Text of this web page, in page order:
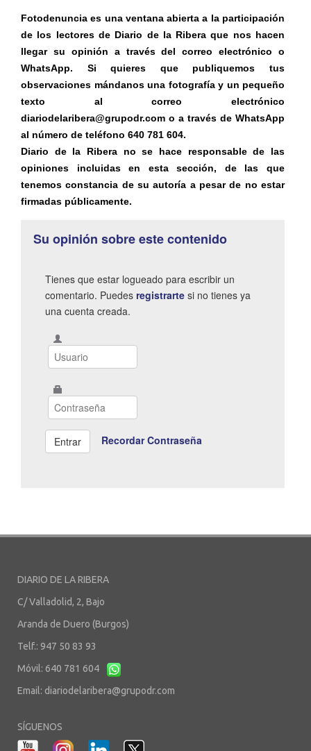
Fotodenuncia es una ventana abierta a la participación
de los lectores de Diario de la Ribera que nos hacen
llegar su opinión a través del correo electrónico o
WhatsApp. Si quieres que publiquemos tus
observaciones mándanos una fotografía y un pequeño
texto al correo electrónico
diariodelaribera@grupodr.com o a través de WhatsApp
al número de teléfono 640 781 604.
Diario de la Ribera no se hace responsable de las
opiniones incluidas en esta sección, de las que
tenemos constancia de su autoría a pesar de no estar
firmadas públicamente.
Su opinión sobre este contenido
Tienes que estar logueado para escribir un
comentario. Puedes registrarte si no tienes ya
una cuenta creada.
Recordar Contraseña
DIARIO DE LA RIBERA
C/ Valladolid, 2, Bajo
Aranda de Duero (Burgos)
Telf.: 947 50 83 93
Móvil: 640 781 604
Email: diariodelaribera@grupodr.com
SÍGUENOS